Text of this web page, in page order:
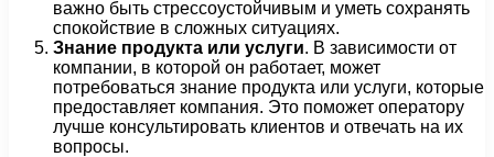
важно быть стрессоустойчивым и уметь сохранять
спокойствие в сложных ситуациях.
Знание продукта или услуги. В зависимости от
компании, в которой он работает, может
потребоваться знание продукта или услуги, которые
предоставляет компания. Это поможет оператору
лучше консультировать клиентов и отвечать на их
вопросы.